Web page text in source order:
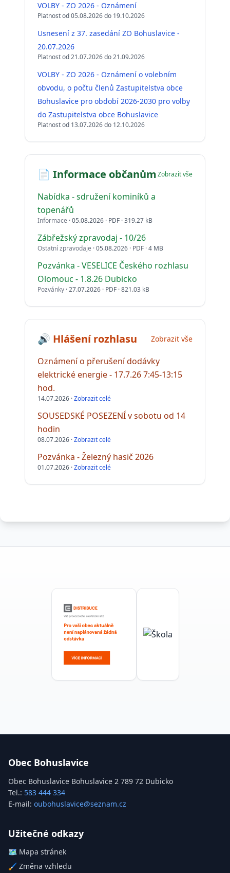
VOLBY - ZO 2026 - Oznámení
Platnost od 05.08.2026 do 19.10.2026
Usnesení z 37. zasedání ZO Bohuslavice -
20.07.2026
Platnost od 21.07.2026 do 21.09.2026
VOLBY - ZO 2026 - Oznámení o volebním
obvodu, o počtu členů Zastupitelstva obce
Bohuslavice pro období 2026-2030 pro volby
do Zastupitelstva obce Bohuslavice
Platnost od 13.07.2026 do 12.10.2026
📄 Informace občanůmZobrazit vše
Nabídka - sdružení kominíků a
topenářů
Informace · 05.08.2026 · PDF · 319.27 kB
Zábřežský zpravodaj - 10/26
Ostatní zpravodaje · 05.08.2026 · PDF · 4 MB
Pozvánka - VESELICE Českého rozhlasu
Olomouc - 1.8.26 Dubicko
Pozvánky · 27.07.2026 · PDF · 821.03 kB
🔊 Hlášení rozhlasu Zobrazit vše
Oznámení o přerušení dodávky
elektrické energie - 17.7.26 7:45-13:15
hod.
14.07.2026 ·Zobrazit celé
SOUSEDSKÉ POSEZENÍ v sobotu od 14
hodin
08.07.2026 ·Zobrazit celé
Pozvánka - Železný hasič 2026
01.07.2026 ·Zobrazit celé
Obec Bohuslavice
Obec Bohuslavice Bohuslavice 2 789 72 Dubicko
Tel.: 583 444 334
E-mail: oubohuslavice@seznam.cz
Užitečné odkazy
🗺️ Mapa stránek
🖌️ Změna vzhledu